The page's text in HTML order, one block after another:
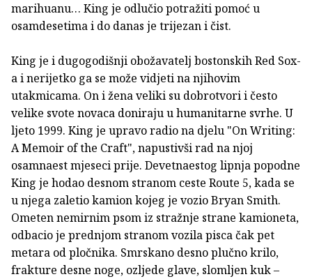
marihuanu… King je odlučio potražiti pomoć u
osamdesetima i do danas je trijezan i čist.
King je i dugogodišnji obožavatelj bostonskih Red Sox-
a i nerijetko ga se može vidjeti na njihovim
utakmicama. On i žena veliki su dobrotvori i često
velike svote novaca doniraju u humanitarne svrhe. U
ljeto 1999. King je upravo radio na djelu "On Writing:
A Memoir of the Craft", napustivši rad na njoj
osamnaest mjeseci prije. Devetnaestog lipnja popodne
King je hodao desnom stranom ceste Route 5, kada se
u njega zaletio kamion kojeg je vozio Bryan Smith.
Ometen nemirnim psom iz stražnje strane kamioneta,
odbacio je prednjom stranom vozila pisca čak pet
metara od pločnika. Smrskano desno plučno krilo,
frakture desne noge, ozljede glave, slomljen kuk –